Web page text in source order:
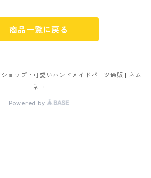
商品一覧に戻る
ョップ・可愛いハンドメイドパーツ通販 | ネム
ネコ
Powered by